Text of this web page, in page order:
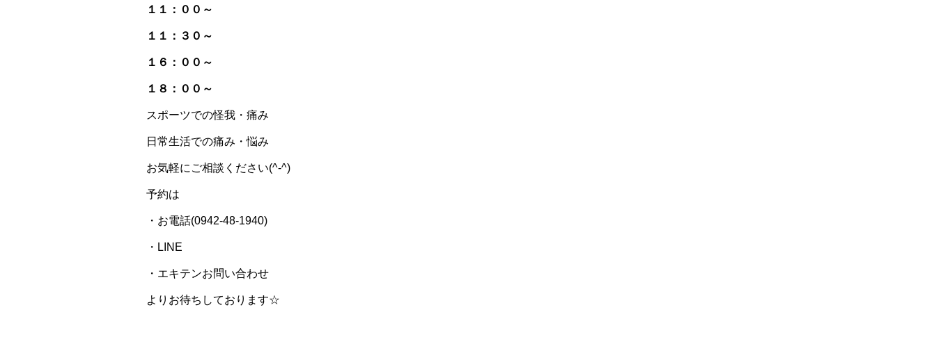
１１：００～
１１：３０～
１６：００～
１８：００～
スポーツでの怪我・痛み
日常生活での痛み・悩み
お気軽にご相談ください(^-^)
予約は
・お電話(0942-48-1940)
・LINE
・エキテンお問い合わせ
よりお待ちしております☆